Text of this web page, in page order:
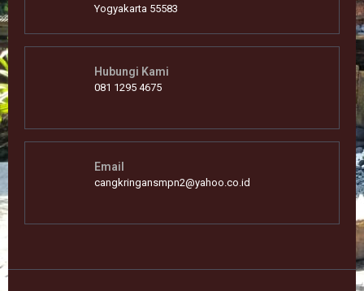
Yogyakarta 55583
Hubungi Kami
081 1295 4675
Email
cangkringansmpn2@yahoo.co.id